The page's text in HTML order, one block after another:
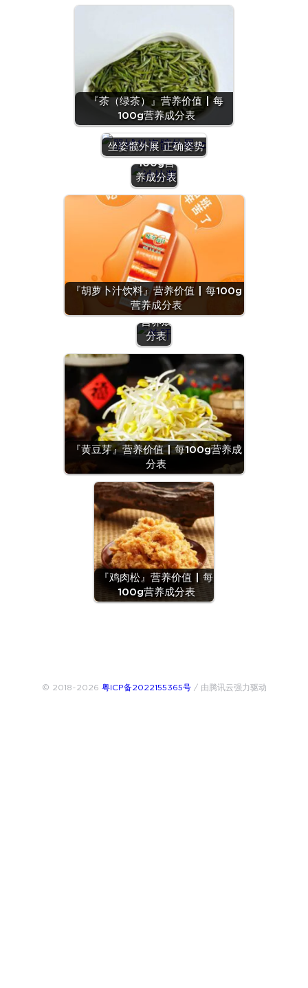
『茶（绿茶）』营养价值 | 每
100g营养成分表
坐姿髋外展 正确姿势
『沙拉
酱』营养
价值 | 每
100g营
养成分表
『胡萝卜汁饮料』营养价值 | 每100g
营养成分表
『羊
肝』营
养价值
| 每
100g
营养成
分表
『黄豆芽』营养价值 | 每100g营养成
分表
『鸡肉松』营养价值 | 每
100g营养成分表
© 2018~2026 粤ICP备2022155365号/ 由腾讯云强力驱动